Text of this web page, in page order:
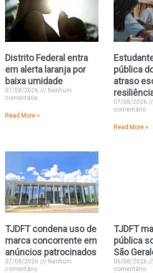
Distrito Federal entra
em alerta laranja por
baixa umidade
07/08/2026
Nenhum
comentário
Read More »
pública
atraso
07/08/2026
comentário
Read More »
TJDFT condena uso de
marca concorrente em
anúncios patrocinados
07/08/2026
Nenhum
comentário
TJDFT
pública
São
06/08/2026
comentário